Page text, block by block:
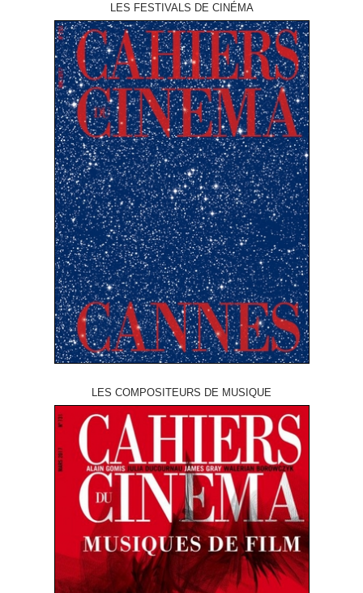
LES FESTIVALS DE CINÉMA
LES COMPOSITEURS DE MUSIQUE